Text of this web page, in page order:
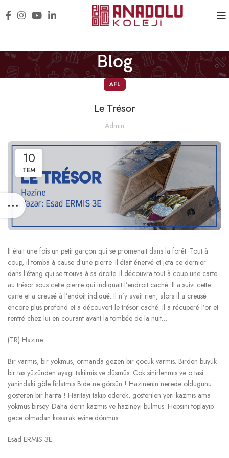
Blog
AFL
Le Trésor
Admin
10
TEM
Il était une fois un petit garçon qui se promenait dans la forêt. Tout à
coup, il tomba à cause d’une pierre. Il était énervé et jeta ce dernier
dans l’étang qui se trouva à sa droite. Il découvra tout à coup une carte
au trésor sous cette pierre qui indiquait l’endroit caché. Il a suivi cette
carte et a creusé à l’endoit indiqué. Il n’y avait rien, alors il a creusé
encore plus profond et a découvert le trésor caché. Il a récuperé l’or et
rentré chez lui en courant avant la tombée de la nuit…
(TR) Hazine
Bir varmis, bir yokmus, ormanda gezen bir çocuk varmis. Birden büyük
bir tas yüzünden ayagi takilmis ve düsmüs. Cok sinirlenmis ve o tasi
yanindaki göle firlatmis Bide ne görsün ! Hazinenin nerede oldugunu
gösteren bir harita ! Haritayi takip ederek, gösterilen yeri kazmis ama
yokmus birsey. Daha derin kazmis ve hazineyi bulmus. Hepsini toplayip
gece olmadan kosarak evine dönmüs…
Esad ERMIS 3E